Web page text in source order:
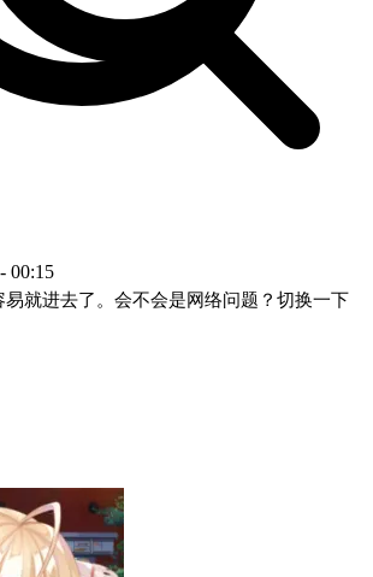
00:15
就进去了。会不会是网络问题？切换一下